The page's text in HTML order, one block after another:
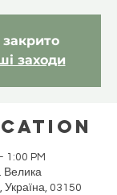
заходи
1:00 PM
Велика
Україна, 03150